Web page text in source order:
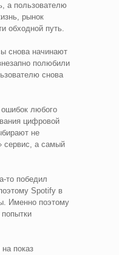
а пользователю
рынок
обходной путь.
снова начинают
полюбили
снова
любого
цифровой
не
сервис, а самый
то победил
Spotify в
Именно поэтому
показ